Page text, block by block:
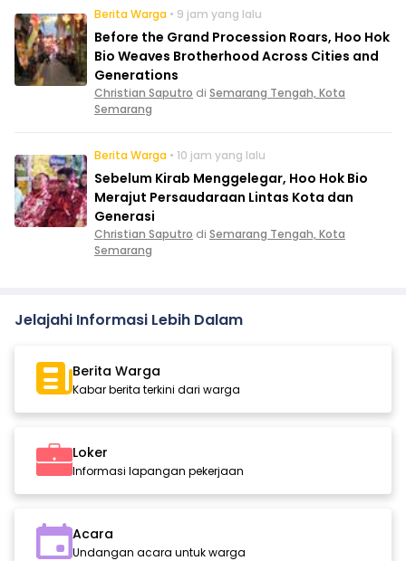
Berita Warga • 9 jam yang lalu
Before the Grand Procession Roars, Hoo Hok
Bio Weaves Brotherhood Across Cities and
Generations
Christian Saputro di Semarang Tengah, Kota
Semarang
Berita Warga • 10 jam yang lalu
Sebelum Kirab Menggelegar, Hoo Hok Bio
Merajut Persaudaraan Lintas Kota dan
Generasi
Christian Saputro di Semarang Tengah, Kota
Semarang
Jelajahi Informasi Lebih Dalam
Berita Warga
Kabar berita terkini dari warga
Loker
Informasi lapangan pekerjaan
Acara
Undangan acara untuk warga